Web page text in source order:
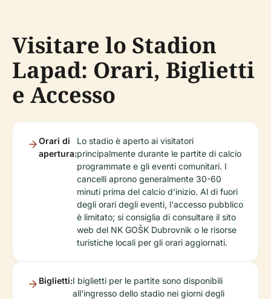
Visitare lo Stadion
Lapad: Orari, Biglietti
e Accesso
Orari di
apertura:
Lo stadio è aperto ai visitatori
principalmente durante le partite di calcio
programmate e gli eventi comunitari. I
cancelli aprono generalmente 30-60
minuti prima del calcio d'inizio. Al di fuori
degli orari degli eventi, l'accesso pubblico
è limitato; si consiglia di consultare il sito
web del NK GOŠK Dubrovnik o le risorse
turistiche locali per gli orari aggiornati.
Biglietti:I biglietti per le partite sono disponibili
all'ingresso dello stadio nei giorni degli